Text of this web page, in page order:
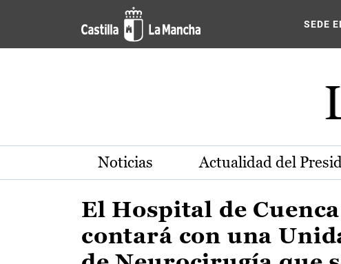
Pasar al contenido principal
Actualidad de la región de SEDE
Noticias Actualidad del
El Hospital de Cuenca
contará con una